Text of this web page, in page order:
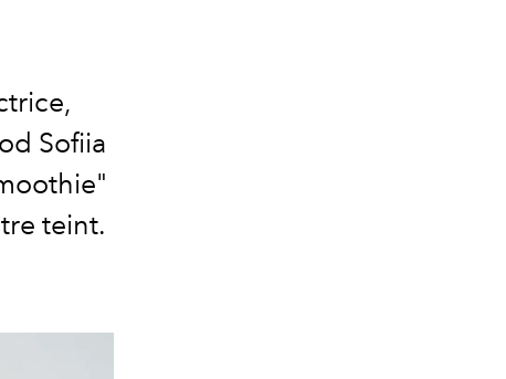
Sofiia
teint.